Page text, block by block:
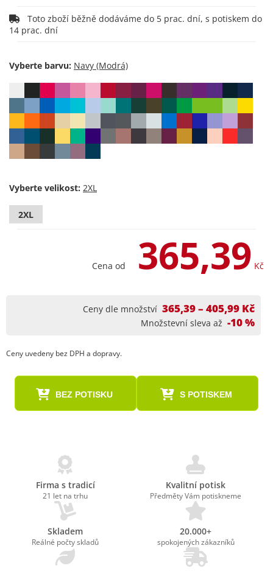
14 prac. dní
Vyberte barvu:
Vyberte velikost:
2XL
Cena od 365,39 Kč
Ceny dle množství 365,39 – 405,99 Kč
Množstevní sleva až -10 %
Ceny uvedeny bez DPH a dopravy.
BEZ POTISKU S POTISKEM
Firma s tradicí
21 let na trhu
Kvalitní potisk
Předměty Vám potiskneme
Skladem
Reálné počty skladů
20.000+
spokojených zákazníků